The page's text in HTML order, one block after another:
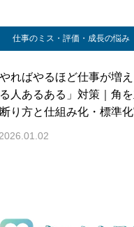
仕事のミス・評価・成長の悩み
やればやるほど仕事が増
る人あるある」対策｜角
断り方と仕組み化・標準
2026.01.02